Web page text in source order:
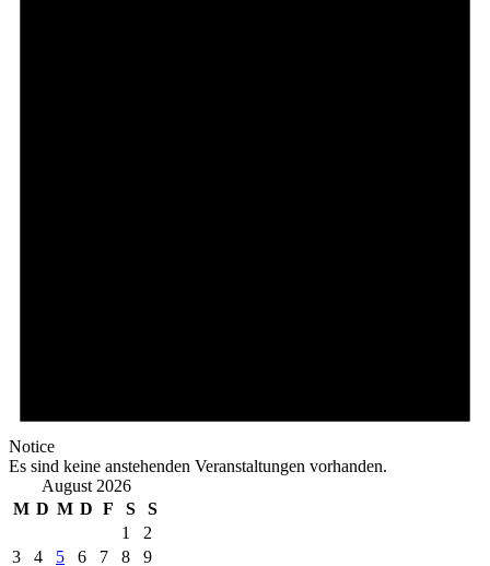
Notice
Es sind keine anstehenden Veranstaltungen vorhanden.
August 2026
M D M D F S
S
1
2
3
4 5 6 7 8
9